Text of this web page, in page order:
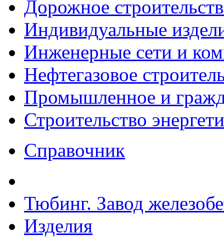
Дорожное
Индивидуальные
Инженерные сети и
Нефтегазовое
Промышленное и
Строительство
Справочник
Тюбинг. Завод
Изделия